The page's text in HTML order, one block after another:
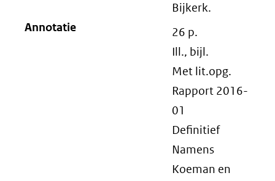
Bijkerk.
Annotatie
26 p.
Ill., bijl.
Met lit.opg.
Rapport 2016-
01
Definitief
Namens
Koeman en